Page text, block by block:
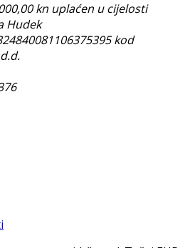
kn uplaćen u cijelosti
Hudek
kod